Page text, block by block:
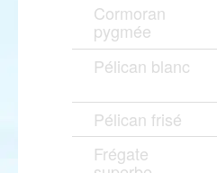
Cormoran
pygmée
Pélican blanc
Pélican frisé
Frégate